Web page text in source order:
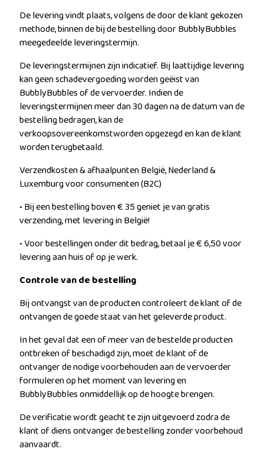
De levering vindt plaats, volgens de door de klant gekozen
methode, binnen de bij de bestelling door BubblyBubbles
meegedeelde leveringstermijn.
De leveringstermijnen zijn indicatief. Bij laattijdige levering
kan geen schadevergoeding worden geëist van
BubblyBubbles of de vervoerder. Indien de
leveringstermijnen meer dan 30 dagen na de datum van de
bestelling bedragen, kan de
verkoopsovereenkomstworden opgezegd en kan de klant
worden terugbetaald.
Verzendkosten & afhaalpunten België, Nederland &
Luxemburg voor consumenten (B2C)
• Bij een bestelling boven € 35 geniet je van gratis
verzending, met levering in België!
• Voor bestellingen onder dit bedrag, betaal je € 6,50 voor
levering aan huis of op je werk.
Controle van de bestelling
Bij ontvangst van de producten controleert de klant of de
ontvangen de goede staat van het geleverde product.
In het geval dat een of meer van de bestelde producten
ontbreken of beschadigd zijn, moet de klant of de
ontvanger de nodige voorbehouden aan de vervoerder
formuleren op het moment van levering en
BubblyBubbles onmiddellijk op de hoogte brengen.
De verificatie wordt geacht te zijn uitgevoerd zodra de
klant of diens ontvanger de bestelling zonder voorbehoud
aanvaardt.